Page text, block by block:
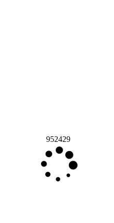
952429